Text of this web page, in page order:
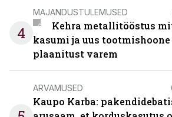
4
MAJANDUSTULEMUSED
Kehra metallitööstus
kasumi ja uus
plaanitust varem
ARVAMUSED
Kaupo Karba: